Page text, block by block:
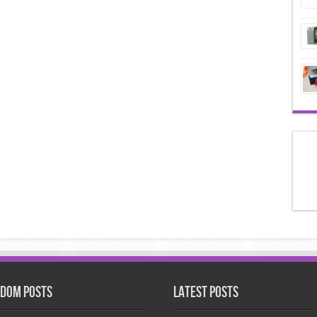
Posts Latest Posts